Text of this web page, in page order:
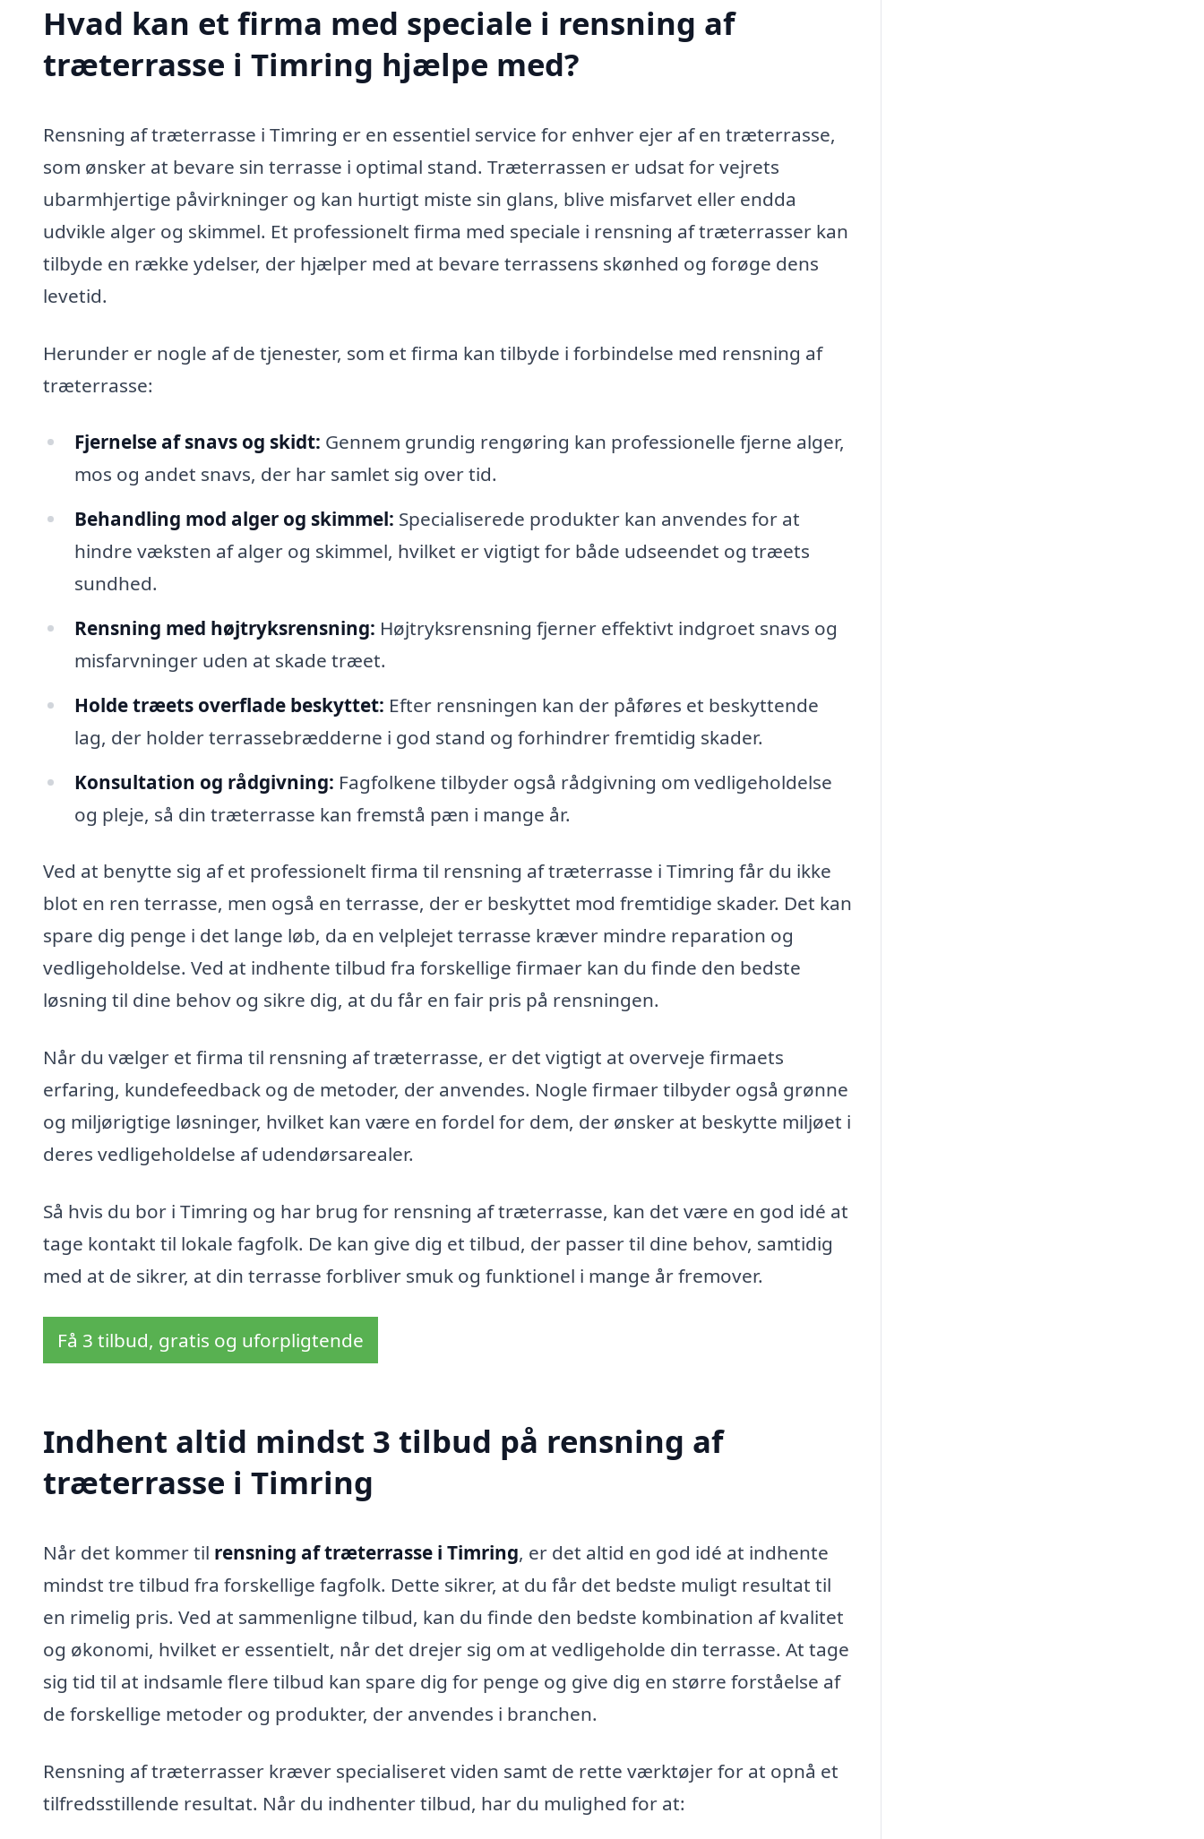
Hvad kan et firma med speciale i rensning af
træterrasse i Timring hjælpe med?
Rensning af træterrasse i Timring er en essentiel service for enhver ejer af en træterrasse,
som ønsker at bevare sin terrasse i optimal stand. Træterrassen er udsat for vejrets
ubarmhjertige påvirkninger og kan hurtigt miste sin glans, blive misfarvet eller endda
udvikle alger og skimmel. Et professionelt firma med speciale i rensning af træterrasser kan
tilbyde en række ydelser, der hjælper med at bevare terrassens skønhed og forøge dens
levetid.
Herunder er nogle af de tjenester, som et firma kan tilbyde i forbindelse med rensning af
træterrasse:
Fjernelse af snavs og skidt: Gennem grundig rengøring kan professionelle fjerne alger,
mos og andet snavs, der har samlet sig over tid.
Behandling mod alger og skimmel: Specialiserede produkter kan anvendes for at
hindre væksten af alger og skimmel, hvilket er vigtigt for både udseendet og træets
sundhed.
Rensning med højtryksrensning: Højtryksrensning fjerner effektivt indgroet snavs og
misfarvninger uden at skade træet.
Holde træets overflade beskyttet: Efter rensningen kan der påføres et beskyttende
lag, der holder terrassebrædderne i god stand og forhindrer fremtidig skader.
Konsultation og rådgivning: Fagfolkene tilbyder også rådgivning om vedligeholdelse
og pleje, så din træterrasse kan fremstå pæn i mange år.
Ved at benytte sig af et professionelt firma til rensning af træterrasse i Timring får du ikke
blot en ren terrasse, men også en terrasse, der er beskyttet mod fremtidige skader. Det kan
spare dig penge i det lange løb, da en velplejet terrasse kræver mindre reparation og
vedligeholdelse. Ved at indhente tilbud fra forskellige firmaer kan du finde den bedste
løsning til dine behov og sikre dig, at du får en fair pris på rensningen.
Når du vælger et firma til rensning af træterrasse, er det vigtigt at overveje firmaets
erfaring, kundefeedback og de metoder, der anvendes. Nogle firmaer tilbyder også grønne
og miljørigtige løsninger, hvilket kan være en fordel for dem, der ønsker at beskytte miljøet i
deres vedligeholdelse af udendørsarealer.
Så hvis du bor i Timring og har brug for rensning af træterrasse, kan det være en god idé at
tage kontakt til lokale fagfolk. De kan give dig et tilbud, der passer til dine behov, samtidig
med at de sikrer, at din terrasse forbliver smuk og funktionel i mange år fremover.
Få 3 tilbud, gratis og uforpligtende
Indhent altid mindst 3 tilbud på rensning af
træterrasse i Timring
Når det kommer til rensning af træterrasse i Timring, er det altid en god idé at indhente
mindst tre tilbud fra forskellige fagfolk. Dette sikrer, at du får det bedste muligt resultat til
en rimelig pris. Ved at sammenligne tilbud, kan du finde den bedste kombination af kvalitet
og økonomi, hvilket er essentielt, når det drejer sig om at vedligeholde din terrasse. At tage
sig tid til at indsamle flere tilbud kan spare dig for penge og give dig en større forståelse af
de forskellige metoder og produkter, der anvendes i branchen.
Rensning af træterrasser kræver specialiseret viden samt de rette værktøjer for at opnå et
tilfredsstillende resultat. Når du indhenter tilbud, har du mulighed for at: